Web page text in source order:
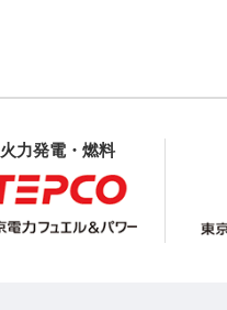
火力発電・燃料